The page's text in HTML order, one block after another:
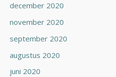
december 2020
november 2020
september 2020
augustus 2020
juni 2020